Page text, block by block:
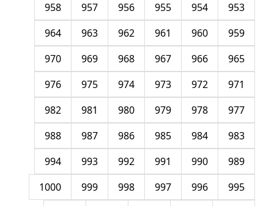
953
954
955
956
957
958
959
960
961
962
963
964
965
966
967
968
969
970
971
972
973
974
975
976
977
978
979
980
981
982
983
984
985
986
987
988
989
990
991
992
993
994
995
996
997
998
999
1000